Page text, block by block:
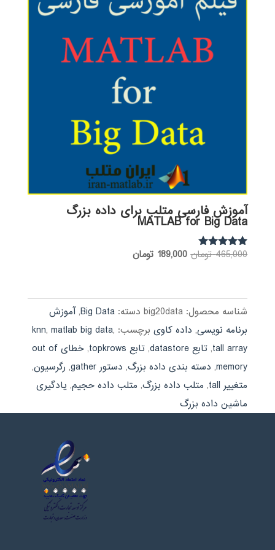
آموزش فارسی متلب برای داده بزرگ
MATLAB for Big Data
نمره
465,000 تومان قیمت
بود.
189,000 تومانقیمت
شناسه محصول: big20data دسته: Big Data
,آموزش
برنامه نویسی, داده کاوی برچسب: knn,matlab big data,
tall array
, تابع datastore , تابع topkrows ,
خطای out of
memory
, دسته بندی داده بزرگ, دستور gather , رگرسیون,
متغییر tall
, متلب داده بزرگ, متلب داده حجیم, یادگیری
ماشین داده بزرگ